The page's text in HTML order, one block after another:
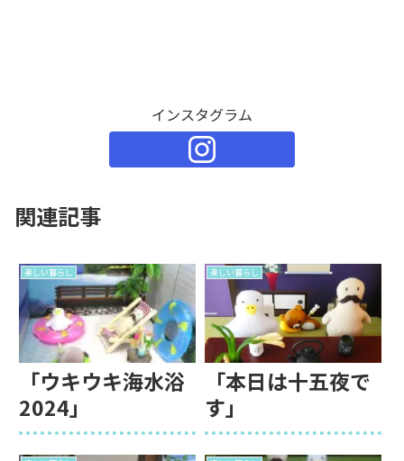
インスタグラム
関連記事
楽しい暮らし
「ウキウキ海水浴
2024」
楽しい暮らし
「本日は十五夜で
す」